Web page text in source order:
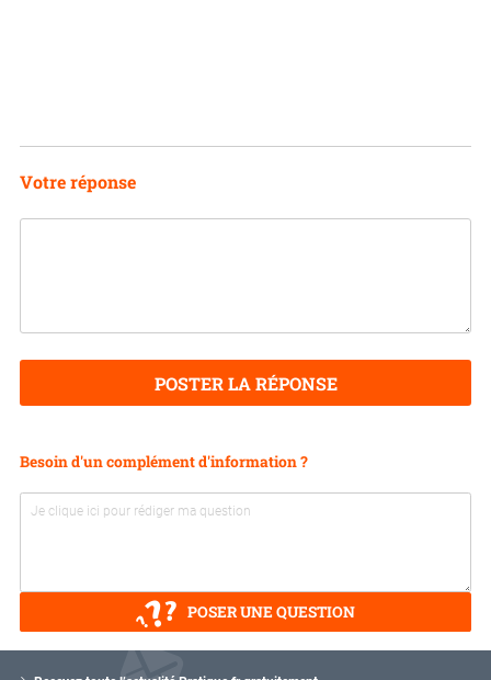
Votre réponse
POSTER LA RÉPONSE
Besoin d'un complément d'information ?
POSER UNE QUESTION